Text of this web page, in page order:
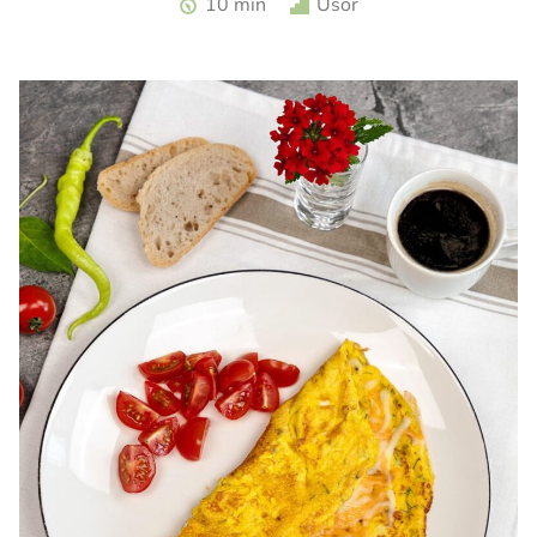
10 min Usor